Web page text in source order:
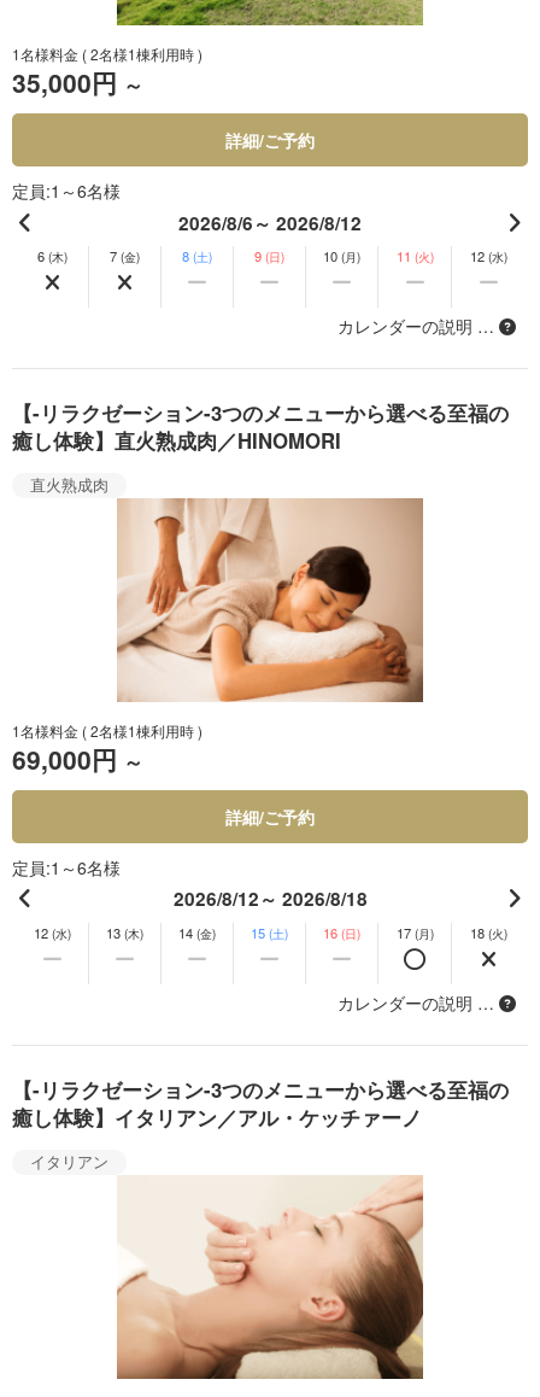
1名様料金 ( 2名様1棟利用時 )
35,000円 ～
詳細/ご予約
定員 1～6名様
2026/8/6～ 2026/8/12
6 (木) 7 (金) 8 (土) 9 (日) 10 (月) 11 (火) 12 (水)
カレンダーの説明 …
【-リラクゼーション-3つのメニューから選べる至福の
癒し体験】直火熟成肉／HINOMORI
直火熟成肉
1名様料金 ( 2名様1棟利用時 )
69,000円 ～
詳細/ご予約
定員 1～6名様
2026/8/12～ 2026/8/18
12 (水) 13 (木) 14 (金) 15 (土) 16 (日) 17 (月) 18 (火)
カレンダーの説明 …
【-リラクゼーション-3つのメニューから選べる至福の
癒し体験】イタリアン／アル・ケッチァーノ
イタリアン